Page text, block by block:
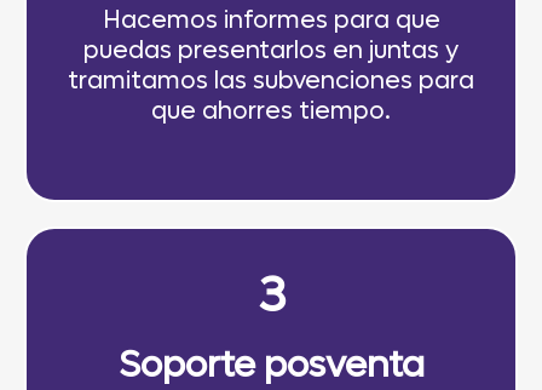
Hacemos informes para que
puedas presentarlos en juntas y
tramitamos las subvenciones para
que ahorres tiempo.
3
Soporte posventa